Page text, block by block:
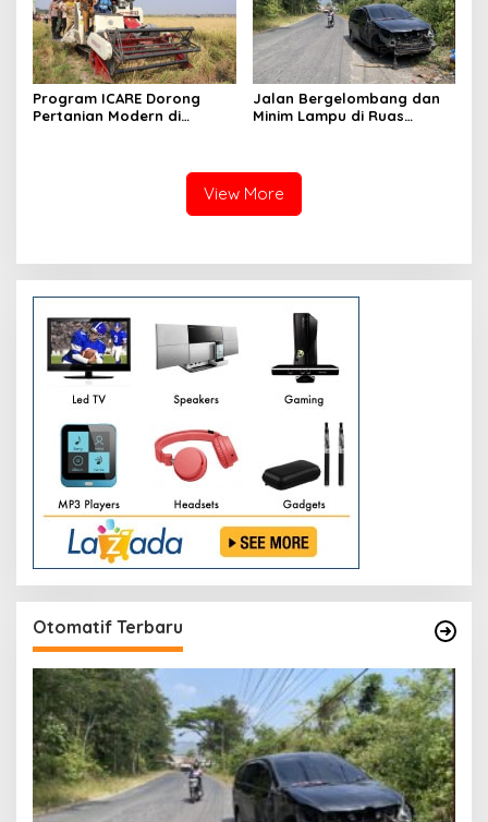
Program ICARE Dorong
Pertanian Modern di
Jalan Bergelombang dan
Minim Lampu di Ruas
Hantam Pohon di
Bantarkawung
View More
Otomatif Terbaru